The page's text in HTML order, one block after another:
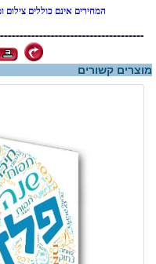
המחירים אינם כוללים
מוצרים קשורים